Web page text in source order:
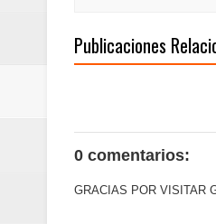
Publicaciones
0 comentarios:
GRACIAS POR VISITAR